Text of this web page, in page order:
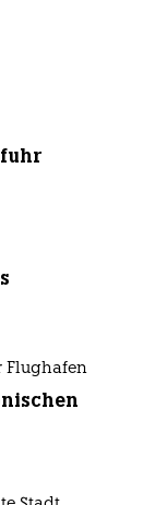
Flughafen